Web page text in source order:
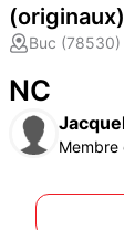
Buc (78530)
NC
Membre